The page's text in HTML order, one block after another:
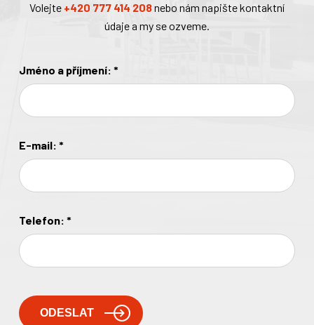
Volejte +420 777 414 208nebo nám napište kontaktní
údaje a my se ozveme.
Jméno a příjmení: *
E-mail: *
Telefon: *